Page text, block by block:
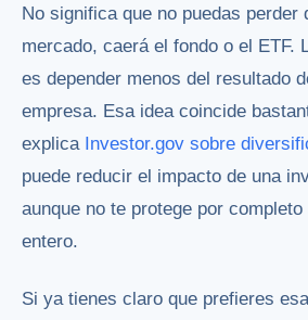
No significa que no puedas perder
mercado, caerá el fondo o el ETF.
es depender menos del resultado
empresa. Esa idea coincide
explica Investor.gov sobre
puede reducir el impacto de una
aunque no te protege por
entero.
Si ya tienes claro que prefieres